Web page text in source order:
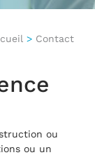
> Contact
ou
ou un